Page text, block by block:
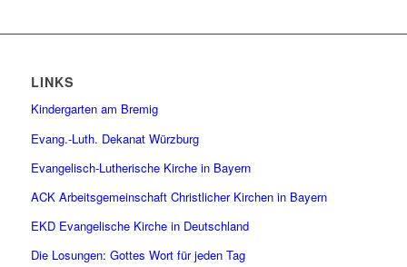
LINKS
Kindergarten am Bremig
Evang.-Luth. Dekanat Würzburg
Evangelisch-Lutherische Kirche in Bayern
ACK Arbeitsgemeinschaft Christlicher Kirchen in Bayern
EKD Evangelische Kirche in Deutschland
Die Losungen: Gottes Wort für jeden Tag